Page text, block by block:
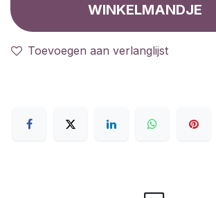
WINKELMANDJE
Toevoegen aan verlanglijst